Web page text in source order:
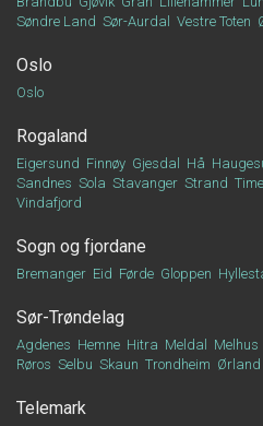
Søndre Land Sør-Aurdal Vestre Toten
Oslo
Oslo
Rogaland
Eigersund Finnøy Gjesdal Hå
Sandnes Sola Stavanger Strand Time
Vindafjord
Sogn og fjordane
Bremanger Eid Førde Gloppen
Sør-Trøndelag
Agdenes Hemne Hitra Meldal Melhus
Røros Selbu Skaun Trondheim Ørland
Telemark